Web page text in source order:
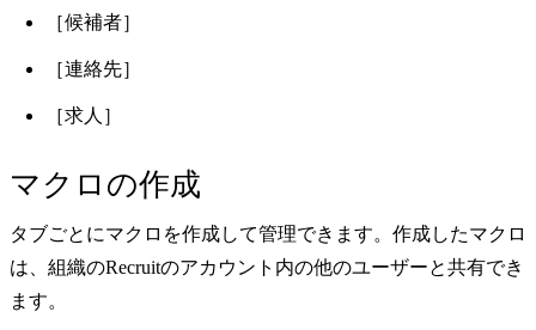
［候補者］
［連絡先］
［求人］
マクロの作成
タブごとにマクロを作成して管理できます。作成したマクロ
は、組織のRecruitのアカウント内の他のユーザーと共有でき
ます。